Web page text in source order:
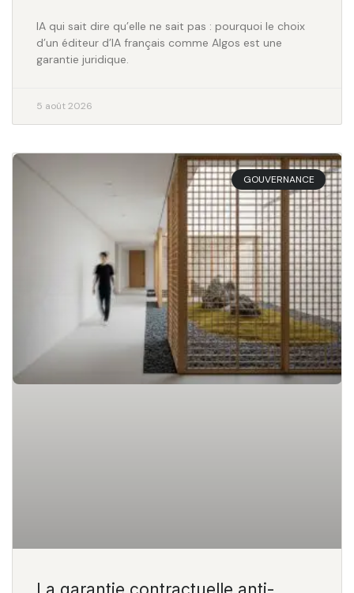
IA qui sait dire qu’elle ne sait pas : pourquoi le choix
d’un éditeur d’IA français comme Algos est une
garantie juridique.
5 août 2026
GOUVERNANCE